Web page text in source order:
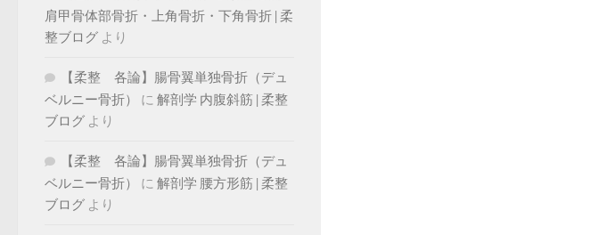
肩甲骨体部骨折・上角骨折・下角骨折 | 柔
整ブログ より
【柔整 各論】腸骨翼単独骨折（デュ
ベルニー骨折）
に 解剖学 内腹斜筋 | 柔整
ブログ より
【柔整 各論】腸骨翼単独骨折（デュ
ベルニー骨折）
に 解剖学 腰方形筋 | 柔整
ブログ より